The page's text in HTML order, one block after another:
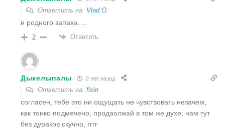
Ответить на Vlad O.
и родного запаха….
2 Ответить
Дыкелыпалы 2 лет назад
Ответить на fixin
согласен, тебе это ни ощущать не чувствовать незачем,
как тонко подмечено, продаолжай в том же духе, нам тут
без дураков скучно, гггг